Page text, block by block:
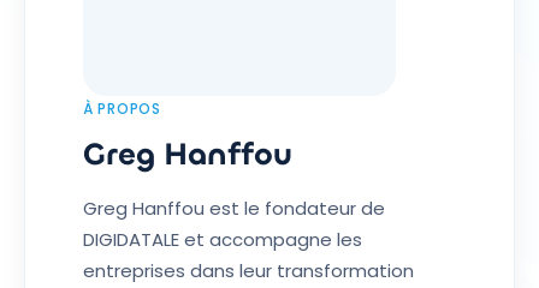
À PROPOS
Greg Hanffou
Greg Hanffou est le fondateur de
DIGIDATALE et accompagne les
entreprises dans leur transformation